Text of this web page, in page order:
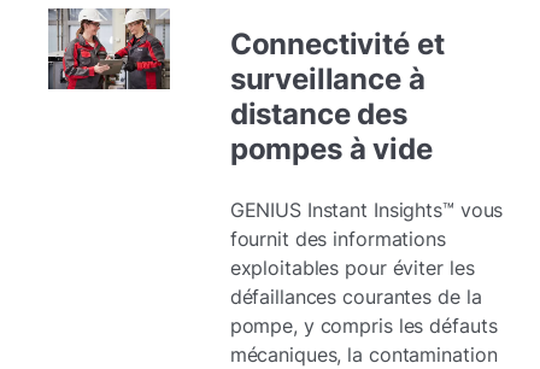
Connectivité et
surveillance à
distance des
pompes à vide
GENIUS Instant Insights™ vous
fournit des informations
exploitables pour éviter les
défaillances courantes de la
pompe, y compris les défauts
mécaniques, la contamination